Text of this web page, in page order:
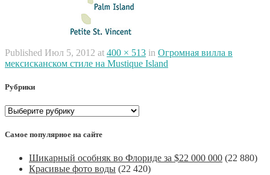
Published Июл 5, 2012 at 400 × 513 in Огромная вилла в
мексисканском стиле на Mustique Island
Рубрики
Рубрики
Самое популярное на сайте
Шикарный особняк во Флориде за $22 000 000 (22 880)
Красивые фото воды (22 420)